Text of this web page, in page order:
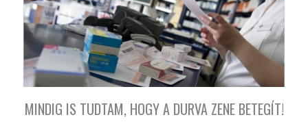
MINDIG IS TUDTAM, HOGY A DURVA ZENE BETEGÍT!